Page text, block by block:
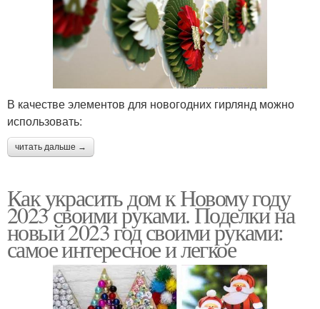
В качестве элементов для новогодних гирлянд можно
использовать:
читать дальше →
Как украсить дом к Новому году
2023 своими руками. Поделки на
новый 2023 год своими руками:
самое интересное и легкое